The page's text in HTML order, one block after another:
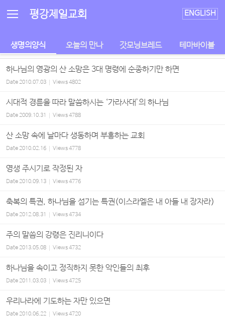
평강제일교회 ENGLISH
생명의양식 오늘의 만나 갓모닝브레드 테마바이블
하나님의 영광의 산 소망은 3대 명령에 순종하기만 하면
Date2010.07.03 Views4802
시대적 경륜을 따라 말씀하시는 ‘가라사대’의 하나님
Date2009.10.31 Views4788
산 소망 속에 날마다 생동하며 부흥하는 교회
Date2010.02.16 Views4778
영생 주시기로 작정된 자
Date2010.09.13 Views4776
축복의 특권, 하나님을 섬기는 특권(이스라엘은 내 아들 내 장자라)
Date2012.08.31 Views4734
주의 말씀의 강령은 진리니이다
Date2013.05.08 Views4732
하나님을 속이고 정직하지 못한 악인들의 최후
Date2011.03.03 Views4725
우리나라에 기도하는 자만 있으면
Date2010.06.22 Views4720